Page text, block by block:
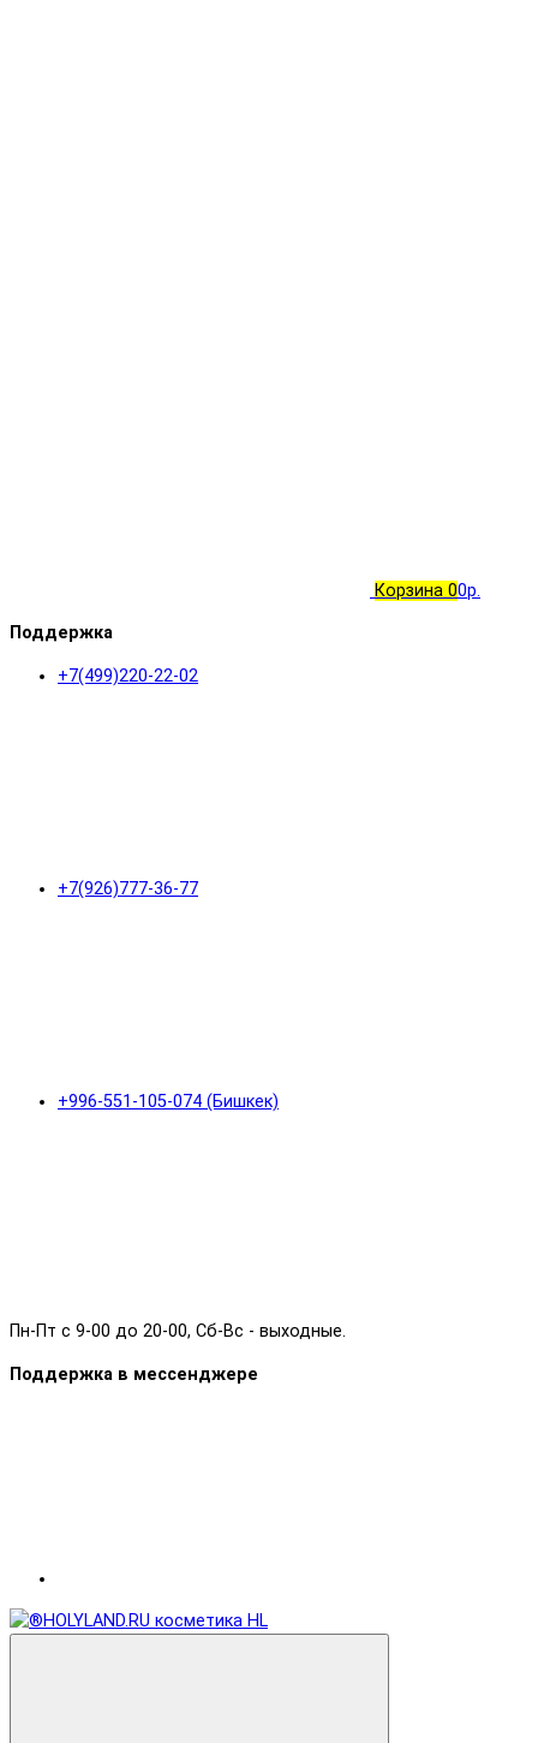
Корзина 00р.
Поддержка
+7(499)220-22-02
+7(926)777-36-77
+996-551-105-074 (Бишкек)
Пн-Пт с 9-00 до 20-00, Сб-Вс - выходные.
Поддержка в мессенджере